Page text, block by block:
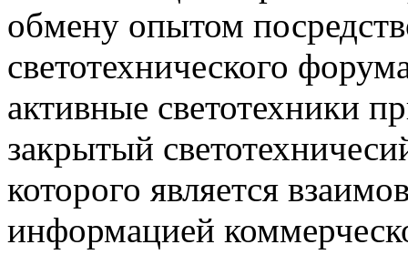
обмену опытом
светотехнического
активные светотехники
закрытый
которого является
информацией